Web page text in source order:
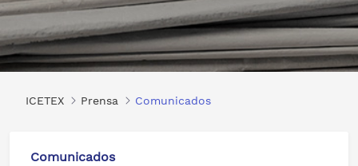
ICETEX Prensa Comunicados
Comunicados